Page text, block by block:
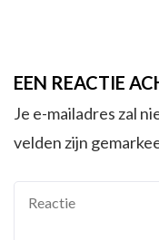
EEN REACTIE
Je e-mailadres zal
velden zijn